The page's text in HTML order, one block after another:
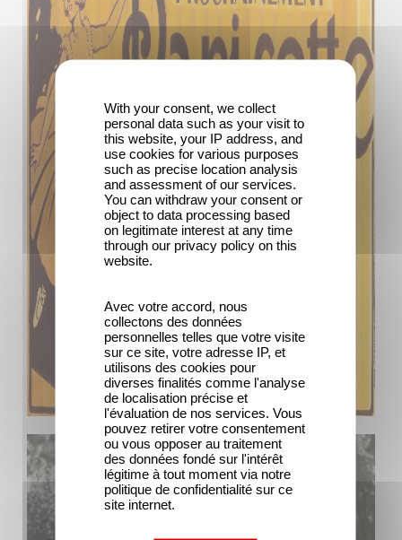
With your consent, we collect
personal data such as your visit to
this website, your IP address, and
use cookies for various purposes
such as precise location analysis
and assessment of our services.
You can withdraw your consent or
object to data processing based
on legitimate interest at any time
through our privacy policy on this
website.
Avec votre accord, nous
collectons des données
personnelles telles que votre visite
sur ce site, votre adresse IP, et
utilisons des cookies pour
diverses finalités comme l'analyse
de localisation précise et
l'évaluation de nos services. Vous
pouvez retirer votre consentement
ou vous opposer au traitement
des données fondé sur l'intérêt
légitime à tout moment via notre
politique de confidentialité sur ce
site internet.